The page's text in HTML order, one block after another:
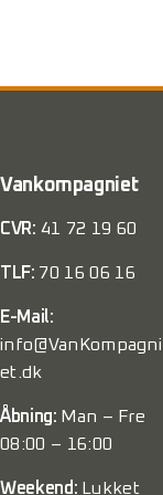
Vankompagniet
CVR: 41 72 19 60
TLF: 70 16 06 16
E-Mail:
info@VanKompagni
et.dk
Åbning: Man – Fre
08:00 – 16:00
Weekend: Lukket